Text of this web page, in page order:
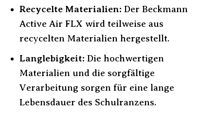
Recycelte Materialien: Der Beckmann
Active Air FLX wird teilweise aus
recycelten Materialien hergestellt.
Langlebigkeit: Die hochwertigen
Materialien und die sorgfältige
Verarbeitung sorgen für eine lange
Lebensdauer des Schulranzens.